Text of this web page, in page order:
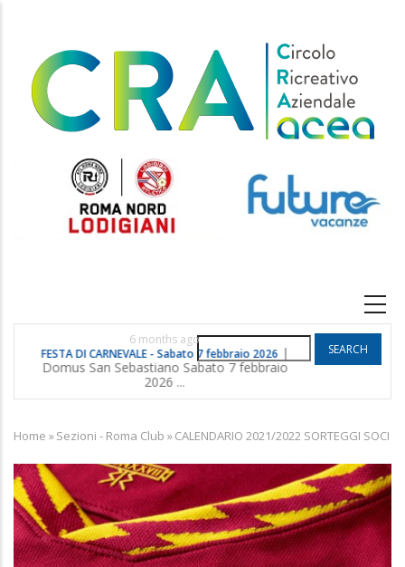
content
6 months ago
FESTA DI CARNEVALE - Sabato 7 febbraio 2026 |
Domus San Sebastiano Sabato 7 febbraio
2026 ...
POGGIO
Search
Breadcrumb
Home »Sezioni - Roma Club »CALENDARIO 2021/2022 SORTEGGI SOCI